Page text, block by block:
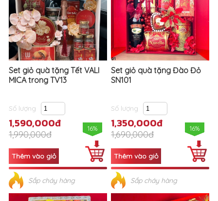
Set giỏ quà tặng Tết VALI
MICA trong TV13
Số lượng
1,590,000đ
1,990,000đ
16%
Sắp cháy hàng
Set giỏ quà tặng Đào Đỏ
SN101
Số lượng
1,350,000đ
1,690,000đ
16%
Sắp cháy hàng